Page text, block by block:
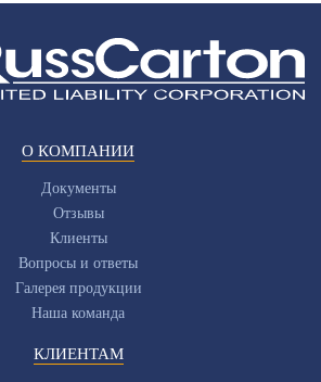
О КОМПАНИИ
Документы
Отзывы
Клиенты
Вопросы и ответы
Галерея продукции
Наша команда
КЛИЕНТАМ